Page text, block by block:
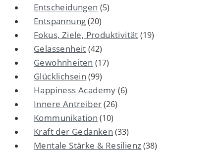
Entscheidungen (5)
Entspannung(20)
Fokus, Ziele, Produktivität (19)
Gelassenheit (42)
Gewohnheiten (17)
Glücklichsein (99)
Happiness Academy (6)
Innere Antreiber(26)
Kommunikation (10)
Kraft der Gedanken (33)
Mentale Stärke & Resilienz(38)